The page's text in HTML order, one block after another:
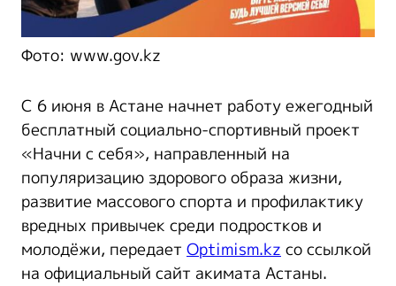
Фото: www.gov.kz
С 6 июня в Астане начнет работу ежегодный
бесплатный социально-спортивный проект
«Начни с себя», направленный на
популяризацию здорового образа жизни,
развитие массового спорта и профилактику
вредных привычек среди подростков и
молодёжи, передает Optimism.kz со ссылкой
на официальный сайт акимата Астаны.